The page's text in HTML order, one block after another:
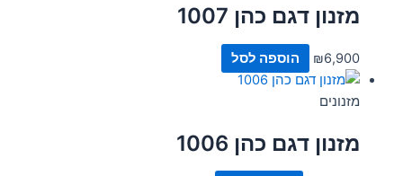
מזנון דגם כהן 1007
₪6,900 הוספה לסל
מזנונים
מזנון דגם כהן 1006